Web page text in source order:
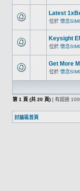
Latest
位於 懷念
Keysight
位於 懷念
Get More
位於 懷念
第 1 頁 (共 20 頁) [ 有超過
討論區首頁